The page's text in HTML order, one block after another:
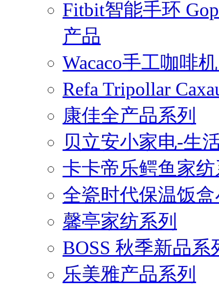
Fitbit智能手环
产品
Wacaco手工咖啡
Refa Tripollar
康佳全产品系列
贝立安小家电-生
卡卡帝乐鳄鱼家
全瓷时代保温饭
馨亭家纺系列
BOSS 秋季新品系
乐美雅产品系列